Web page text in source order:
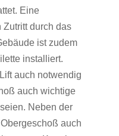
Eine
Zutritt durch das
ist zudem
installiert.
auch notwendig
auch wichtige
Neben der
auch